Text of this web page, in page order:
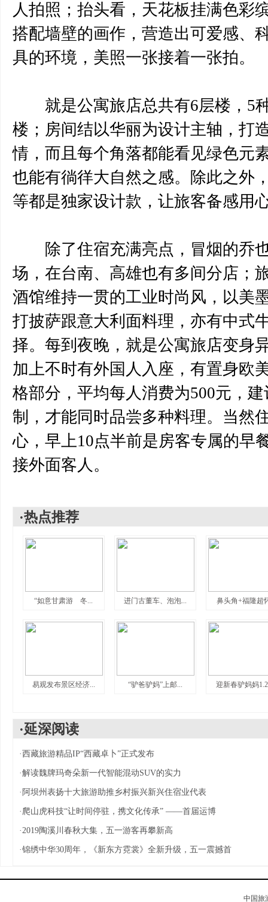
人拍照；抬头看，天花板挂满色彩
搭配墙壁的画作，营造出可爱感、
具的环境，美照一张接着一张拍。
就是公寓旅店总共有6层楼，5
楼；房间结以华丽为设计主轴，打
情，而且每个角落都能看见绿色元
也能有徜徉大自然之感。除此之外
等都是独家设计款，让旅客备感用
除了住宿充满亮点，冒烟的乔
场，在台南、高雄也有多间分店；
酒馆维持一贯的工业时尚风，以美
打披萨跟意大利面料理，亦有中式
择。每到夜晚，就是公寓旅店变身
加上不时有外国人入座，有置身欧
格部分，平均每人消费为500元，
制，才能同时品尝多种料理。当然
心，早上10点半前是房客专属的早
接外面客人。
·热点推荐
“如意甘肃游 冬... 进门古董车、泡泡... 鼻头角+福隆超
易观发布景区经济... “驴爸驴妈”上邮... 迎新春驴妈妈
·延深阅读
· 西藏旅游精品IP“西藏卓卜”正式发布
·解读魏牌玛奇朵新一代智能混动SUV的实力
· 阿坝州表扬十大旅游助推乡村振兴新兴住宿业代表
· 爬山虎科技“让时间停驻，携文化传承” ——首届运博
·2019陶溪川春秋大集，五一游客再攀新高
·锦绣中华30周年，《新东方霓裳》全新升级，五一震撼首
中国旅